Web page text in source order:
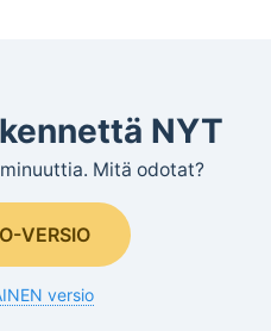
NYT
Mitä odotat?
VERSIO
versio